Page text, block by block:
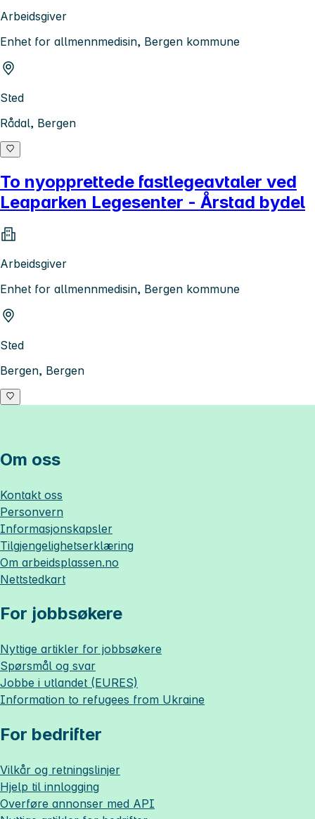
Arbeidsgiver
Enhet for allmennmedisin, Bergen kommune
Sted
Rådal, Bergen
To nyopprettede fastlegeavtaler ved
Leaparken Legesenter - Årstad bydel
Arbeidsgiver
Enhet for allmennmedisin, Bergen kommune
Sted
Bergen, Bergen
Om oss
Kontakt oss
Personvern
Informasjonskapsler
Tilgjengelighetserklæring
Om arbeidsplassen.no
Nettstedkart
For jobbsøkere
Nyttige artikler for jobbsøkere
Spørsmål og svar
Jobbe i utlandet (EURES)
Information to refugees from Ukraine
For bedrifter
Vilkår og retningslinjer
Hjelp til innlogging
Overføre annonser med API